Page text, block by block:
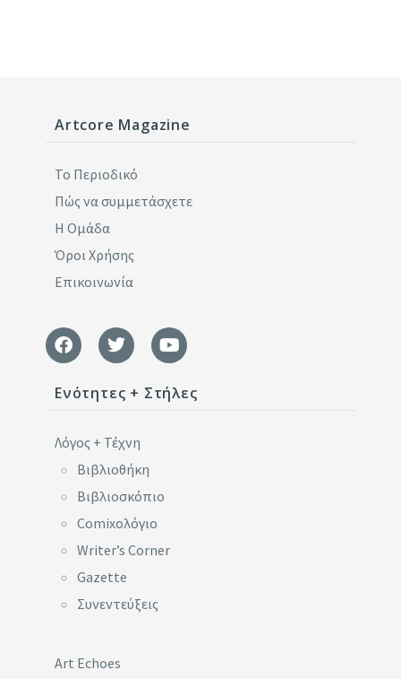
Artcore Magazine
Το Περιοδικό
Πώς να συμμετάσχετε
Η Ομάδα
Όροι Χρήσης
Επικοινωνία
Ενότητες + Στήλες
Λόγος + Τέχνη
Βιβλιοθήκη
Βιβλιοσκόπιο
Comixoλόγιο
Writer’s Corner
Gazette
Συνεντεύξεις
Art Echoes